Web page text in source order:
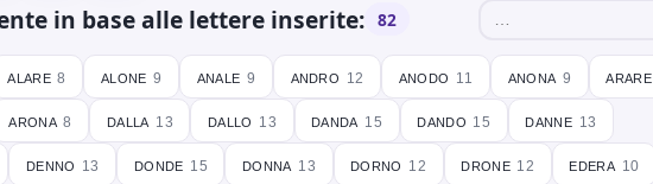
in base alle lettere inserite: 82
alare 8 alone 9 anale 9 andro 12 anodo 11 anona 9 arare
arona 8 dalla 13 dallo 13 danda 15 dando 15 danne 13
denno 13 donde 15 donna 13 dorno 12 drone 12 edera 10